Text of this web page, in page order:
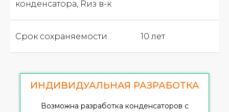
конденсатора, Rиз в-к
Срок сохраняемости 10 лет
Возможна разработка конденсаторов с
ИНДИВИДУАЛЬНАЯ РАЗРАБОТКА